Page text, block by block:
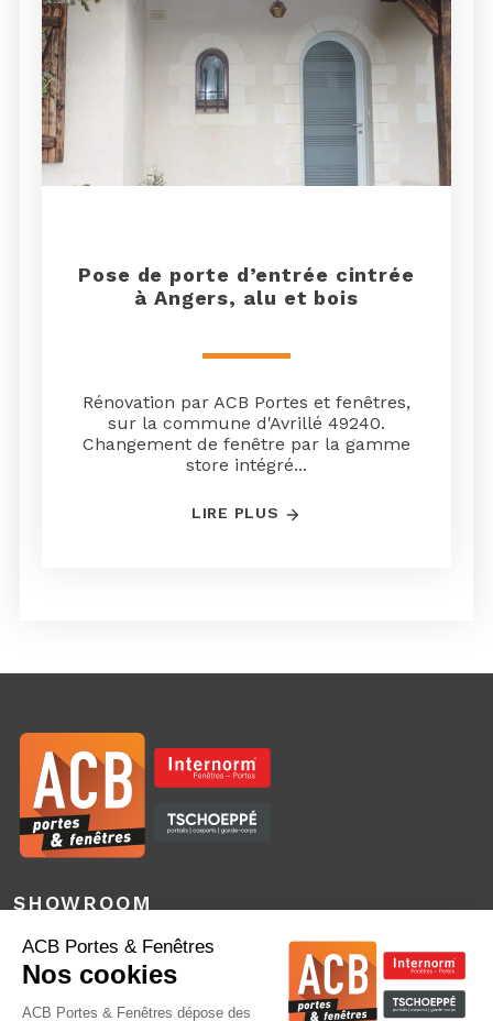
Pose de porte d’entrée cintrée
à Angers, alu et bois
Rénovation par ACB Portes et fenêtres,
sur la commune d'Avrillé 49240.
Changement de fenêtre par la gamme
store intégré...
LIRE PLUS
SHOWROOM
3 Boulevard des Bretonnières – Bâtiment F
49124 Saint Barthélemy d’Anjou